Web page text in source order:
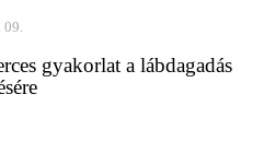
09.
gyakorlat a lábdagadás